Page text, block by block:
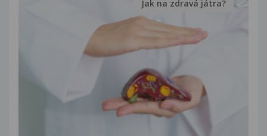
Jak na zdravá játra?